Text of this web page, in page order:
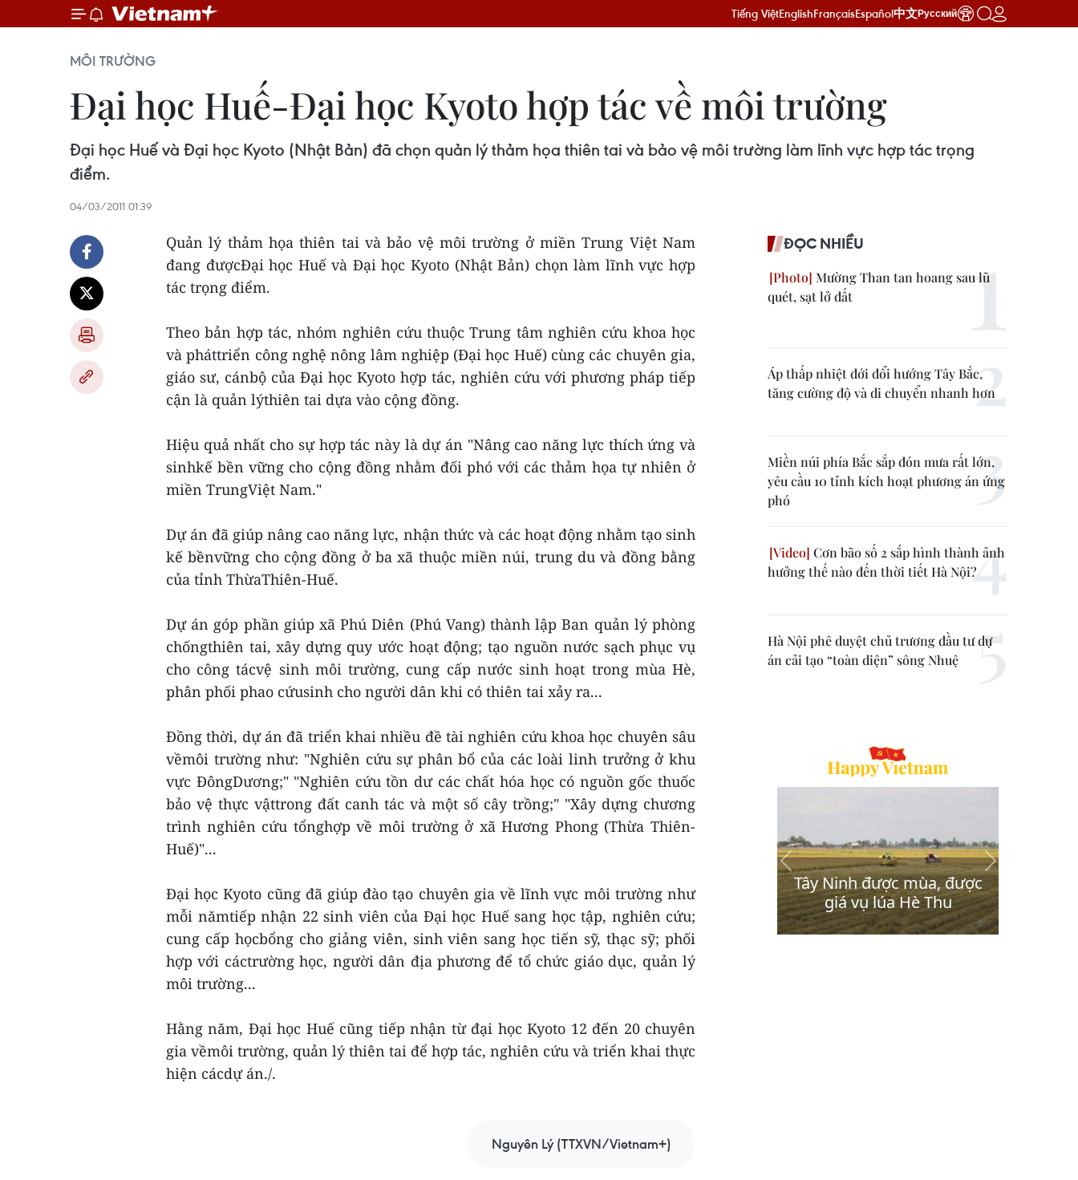
Tiếng ViệtEnglishFrançaisEspañol中文Русский
MÔI TRƯỜNG
Đại học Huế-Đại học Kyoto hợp tác về môi trường
Đại học Huế và Đại học Kyoto (Nhật Bản) đã chọn quản lý thảm họa thiên tai và bảo vệ môi trường làm lĩnh vực hợp tác trọng
điểm.
04/03/2011 01:39
Quản lý thảm họa thiên tai và bảo vệ môi trường ở miền Trung Việt Nam
đang đượcĐại học Huế và Đại học Kyoto (Nhật Bản) chọn làm lĩnh vực hợp
tác trọng điểm.
Theo bản hợp tác, nhóm nghiên cứu thuộc Trung tâm nghiên cứu khoa học
và pháttriển công nghệ nông lâm nghiệp (Đại học Huế) cùng các chuyên gia,
giáo sư, cánbộ của Đại học Kyoto hợp tác, nghiên cứu với phương pháp tiếp
cận là quản lýthiên tai dựa vào cộng đồng.
Hiệu quả nhất cho sự hợp tác này là dự án "Nâng cao năng lực thích ứng và
sinhkế bền vững cho cộng đồng nhằm đối phó với các thảm họa tự nhiên ở
miền TrungViệt Nam."
Dự án đã giúp nâng cao năng lực, nhận thức và các hoạt động nhằm tạo sinh
kế bềnvững cho cộng đồng ở ba xã thuộc miền núi, trung du và đồng bằng
của tỉnh ThừaThiên-Huế.
Dự án góp phần giúp xã Phú Diên (Phú Vang) thành lập Ban quản lý phòng
chốngthiên tai, xây dựng quy ước hoạt động; tạo nguồn nước sạch phục vụ
cho công tácvệ sinh môi trường, cung cấp nước sinh hoạt trong mùa Hè,
phân phối phao cứusinh cho người dân khi có thiên tai xảy ra...
Đồng thời, dự án đã triển khai nhiều đề tài nghiên cứu khoa học chuyên sâu
vềmôi trường như: "Nghiên cứu sự phân bổ của các loài linh trưởng ở khu
vực ĐôngDương;" "Nghiên cứu tồn dư các chất hóa học có nguồn gốc thuốc
bảo vệ thực vậttrong đất canh tác và một số cây trồng;" "Xây dựng chương
trình nghiên cứu tổnghợp về môi trường ở xã Hương Phong (Thừa Thiên-
Huế)"...
Đại học Kyoto cũng đã giúp đào tạo chuyên gia về lĩnh vực môi trường như
mỗi nămtiếp nhận 22 sinh viên của Đại học Huế sang học tập, nghiên cứu;
cung cấp họcbổng cho giảng viên, sinh viên sang học tiến sỹ, thạc sỹ; phối
hợp với cáctrường học, người dân địa phương để tổ chức giáo dục, quản lý
môi trường...
Hằng năm, Đại học Huế cũng tiếp nhận từ đại học Kyoto 12 đến 20 chuyên
gia vềmôi trường, quản lý thiên tai để hợp tác, nghiên cứu và triển khai thực
hiện cácdự án./.
Nguyên Lý (TTXVN/Vietnam+)
ĐỌC NHIỀU
Mường Than tan hoang sau lũ
quét, sạt lở đất
Áp thấp nhiệt đới đổi hướng Tây Bắc,
tăng cường độ và di chuyển nhanh hơn
Miền núi phía Bắc sắp đón mưa rất lớn,
yêu cầu 10 tỉnh kích hoạt phương án ứng
phó
Cơn bão số 2 sắp hình thành ảnh
hưởng thế nào đến thời tiết Hà Nội?
Hà Nội phê duyệt chủ trương đầu tư dự
án cải tạo “toàn diện” sông Nhuệ